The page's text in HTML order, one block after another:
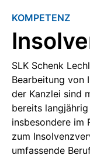
KOMPETENZ
SLK Schenk
Bearbeitung von
der Kanzlei sind
bereits
insbesondere im
zum
umfassende